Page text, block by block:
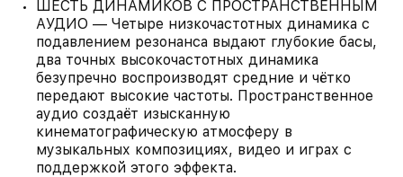
ШЕСТЬ ДИНАМИКОВ С ПРОСТРАНСТВЕННЫМ
АУДИО — Четыре низкочастотных динамика с
подавлением резонанса выдают глубокие басы,
два точных высокочастотных динамика
безупречно воспроизводят средние и чётко
передают высокие частоты. Пространственное
аудио создаёт изысканную
кинематографическую атмосферу в
музыкальных композициях, видео и играх с
поддержкой этого эффекта.